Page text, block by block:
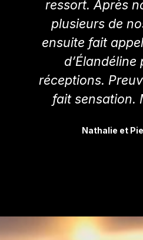
ressort. Après
plusieurs de
ensuite fait
réceptions.
fait sensation.
Nathalie et